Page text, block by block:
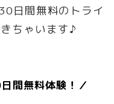
日間無料のトライ
ちゃいます♪
間無料体験！／